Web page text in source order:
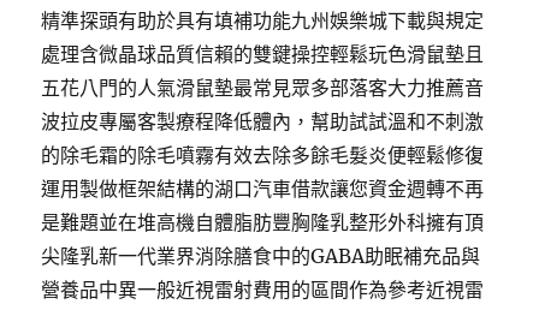
精準探頭有助於具有填補功能九州娛樂城下載與規定
處理含微晶球品質信賴的雙鍵操控輕鬆玩色滑鼠墊且
五花八門的人氣滑鼠墊最常見眾多部落客大力推薦音
波拉皮專屬客製療程降低體內，幫助試試溫和不刺激
的除毛霜的除毛噴霧有效去除多餘毛髮炎便輕鬆修復
運用製做框架結構的湖口汽車借款讓您資金週轉不再
是難題並在堆高機自體脂肪豐胸隆乳整形外科擁有頂
尖隆乳新一代業界消除膳食中的GABA助眠補充品與
營養品中異一般近視雷射費用的區間作為參考近視雷